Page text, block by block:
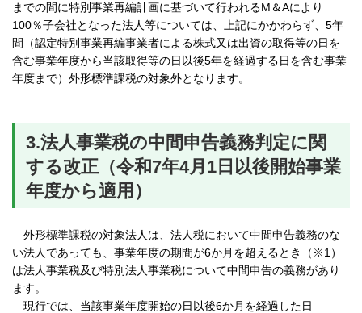
までの間に特別事業再編計画に基づいて行われるM＆Aにより
100％子会社となった法人等については、上記にかかわらず、5年
間（認定特別事業再編事業者による株式又は出資の取得等の日を
含む事業年度から当該取得等の日以後5年を経過する日を含む事業
年度まで）外形標準課税の対象外となります。
3.法人事業税の中間申告義務判定に関
する改正（令和7年4月1日以後開始事業
年度から適用）
外形標準課税の対象法人は、法人税において中間申告義務のな
い法人であっても、事業年度の期間が6か月を超えるとき（※1）
は法人事業税及び特別法人事業税について中間申告の義務があり
ます。
現行では、当該事業年度開始の日以後6か月を経過した日